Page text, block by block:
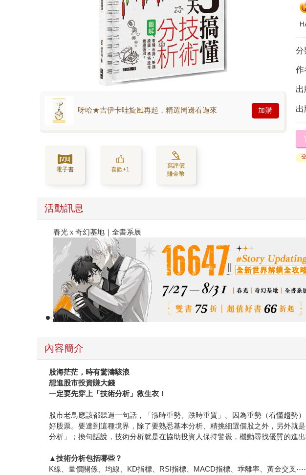
呀哈★吉伊卡哇旋風再起，精選周邊看過來 加購
電子書 喜歡+1
寫評價
賺金幣
分
作
出
出
活動訊息
春光ｘ奇幻基地｜全書系展
內容簡介
股海茫茫，時有驚濤駭浪
想進股市投資賺大錢
一定要先穿上「技術分析」救生衣！
股市老鳥應該都聽過一句話，「漲時重勢、跌時重質」。因為重勢（看懂趨勢
好股票。要達到這種境界，除了要熟悉基本分析、精挑細選個股之外，另外就
分析」；換句話說，技術分析就是在協助投資人保持警覺，機動尋找優質的進出
▲技術分析包括哪些？
K線、量價關係、均線、KD指標、RSI指標、MACD指標、乖離率、黃金交